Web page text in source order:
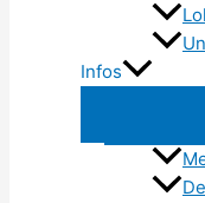
Infos